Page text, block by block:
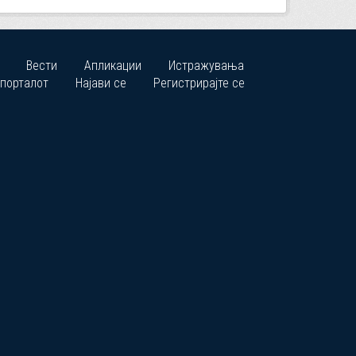
Вести Апликации
Истражувања
Најави се Регистрирајте се